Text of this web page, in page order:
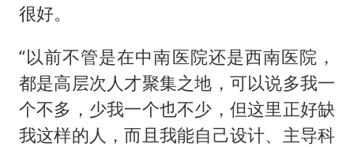
很好。
“以前不管是在中南医院还是西南医院，
都是高层次人才聚集之地，可以说多我一
个不多，少我一个也不少，但这里正好缺
我这样的人，而且我能自己设计、主导科